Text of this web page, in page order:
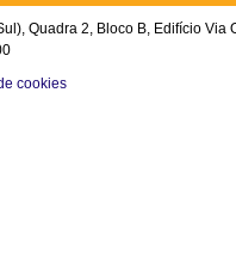
Quadra 2, Bloco B, Edifício
cookies